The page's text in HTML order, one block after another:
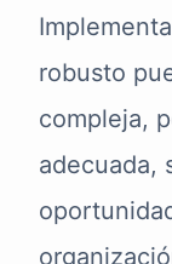
robusto
compleja,
adecuada,